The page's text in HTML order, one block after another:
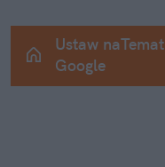
Ustaw
Google